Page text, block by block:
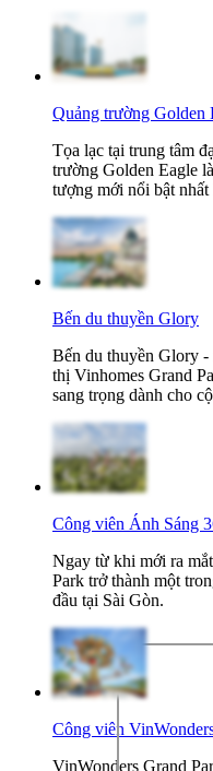
Quảng trường Golden
Tọa lạc tại trung tâm
trường Golden Eagle
tượng mới nổi bật nhất
Bến du thuyền Glory
Bến du thuyền Glory -
thị Vinhomes Grand
sang trọng dành cho
Công viên Ánh Sáng
Ngay từ khi mới ra
Park trở thành một
đầu tại Sài Gòn.
Công viên
VinWonders Grand